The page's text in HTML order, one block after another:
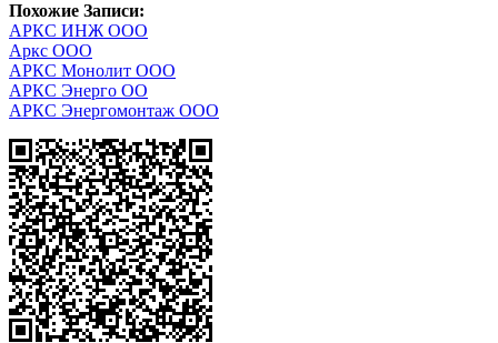
Похожие Записи:
АРКС ИНЖ ООО
Аркс ООО
АРКС Монолит ООО
АРКС Энерго ОО
АРКС Энергомонтаж ООО